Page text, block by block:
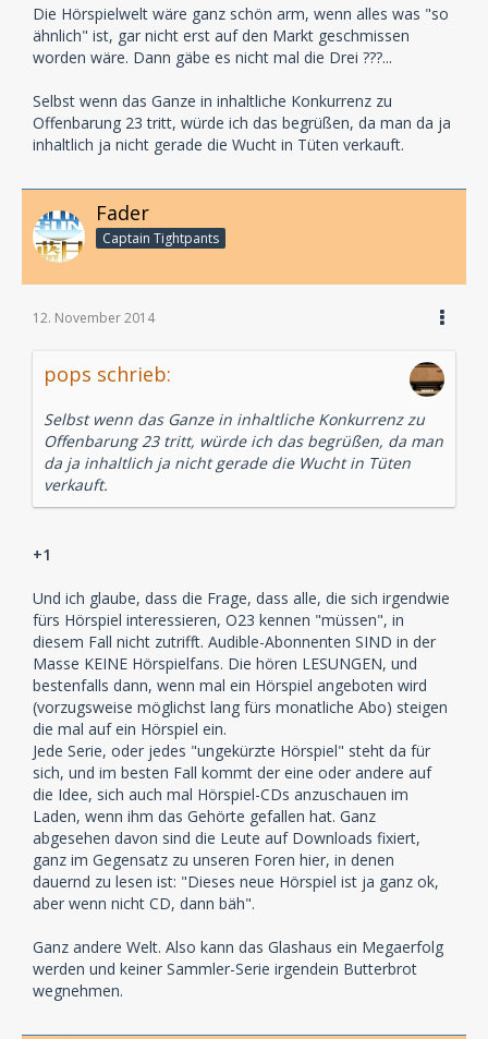
Die Hörspielwelt wäre ganz schön arm, wenn alles was "so
ähnlich" ist, gar nicht erst auf den Markt geschmissen
worden wäre. Dann gäbe es nicht mal die Drei ???...
Selbst wenn das Ganze in inhaltliche Konkurrenz zu
Offenbarung 23 tritt, würde ich das begrüßen, da man da ja
inhaltlich ja nicht gerade die Wucht in Tüten verkauft.
Fader
Captain Tightpants
12. November 2014
pops schrieb:
Selbst wenn das Ganze in inhaltliche Konkurrenz zu
Offenbarung 23 tritt, würde ich das begrüßen, da man
da ja inhaltlich ja nicht gerade die Wucht in Tüten
verkauft.
+1
Und ich glaube, dass die Frage, dass alle, die sich irgendwie
fürs Hörspiel interessieren, O23 kennen "müssen", in
diesem Fall nicht zutrifft. Audible-Abonnenten SIND in der
Masse KEINE Hörspielfans. Die hören LESUNGEN, und
bestenfalls dann, wenn mal ein Hörspiel angeboten wird
(vorzugsweise möglichst lang fürs monatliche Abo) steigen
die mal auf ein Hörspiel ein.
Jede Serie, oder jedes "ungekürzte Hörspiel" steht da für
sich, und im besten Fall kommt der eine oder andere auf
die Idee, sich auch mal Hörspiel-CDs anzuschauen im
Laden, wenn ihm das Gehörte gefallen hat. Ganz
abgesehen davon sind die Leute auf Downloads fixiert,
ganz im Gegensatz zu unseren Foren hier, in denen
dauernd zu lesen ist: "Dieses neue Hörspiel ist ja ganz ok,
aber wenn nicht CD, dann bäh".
Ganz andere Welt. Also kann das Glashaus ein Megaerfolg
werden und keiner Sammler-Serie irgendein Butterbrot
wegnehmen.